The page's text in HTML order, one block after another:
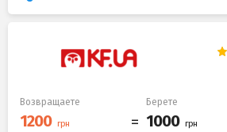
Возвращаете Берете